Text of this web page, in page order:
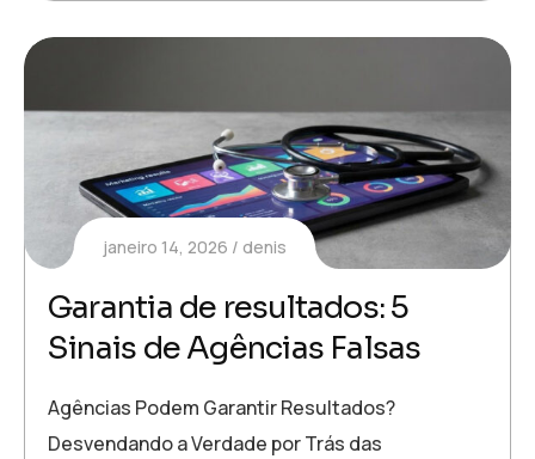
janeiro 14, 2026 denis
Garantia de resultados: 5
Sinais de Agências Falsas
Agências Podem Garantir Resultados?
Desvendando a Verdade por Trás das